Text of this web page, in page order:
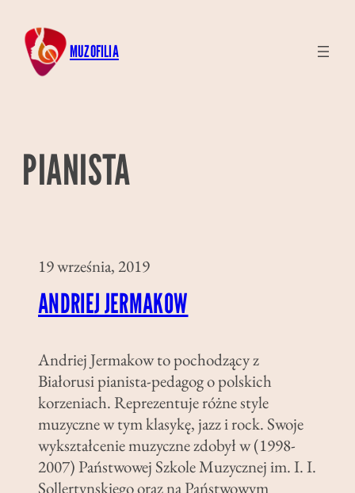
treści
MUZOFILIA
PIANISTA
19 września, 2019
ANDRIEJ JERMAKOW
Andriej Jermakow to pochodzący z
Białorusi pianista-pedagog o polskich
korzeniach. Reprezentuje różne style
muzyczne w tym klasykę, jazz i rock. Swoje
wykształcenie muzyczne zdobył w (1998-
2007) Państwowej Szkole Muzycznej im. I. I.
Sollertynskiego oraz na Państwowym